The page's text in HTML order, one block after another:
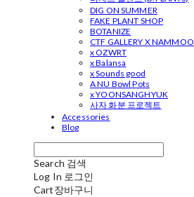
DIG ON SUMMER
FAKE PLANT SHOP
BOTANIZE
CTF GALLERY X NAMMOO
x OZWRT
x Balansa
x Sounds good
A NU Bowl Pots
x YOONSANGHYUK
사자 화분 프로젝트
Accessories
Blog
Search 검색
Log In 로그인
Cart장바구니